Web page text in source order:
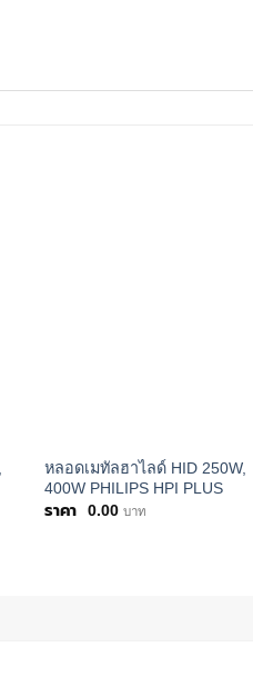
หลอดเมทัลฮาไลด์ HID 250W,
400W PHILIPS HPI PLUS
0.00 บาท